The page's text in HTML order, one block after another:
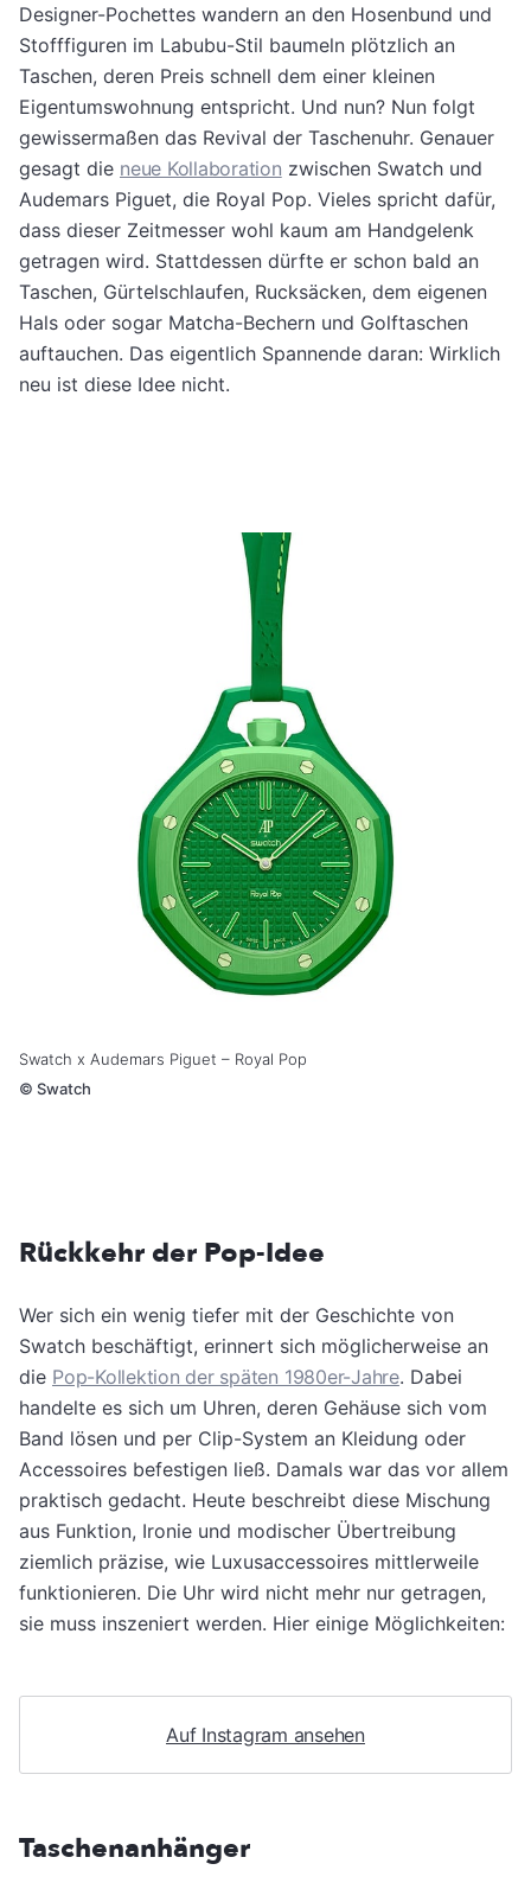
Designer-Pochettes wandern an den Hosenbund und
Stofffiguren im Labubu-Stil baumeln plötzlich an
Taschen, deren Preis schnell dem einer kleinen
Eigentumswohnung entspricht. Und nun? Nun folgt
gewissermaßen das Revival der Taschenuhr. Genauer
gesagt die neue Kollaboration zwischen Swatch und
Audemars Piguet, die Royal Pop. Vieles spricht dafür,
dass dieser Zeitmesser wohl kaum am Handgelenk
getragen wird. Stattdessen dürfte er schon bald an
Taschen, Gürtelschlaufen, Rucksäcken, dem eigenen
Hals oder sogar Matcha-Bechern und Golftaschen
auftauchen. Das eigentlich Spannende daran: Wirklich
neu ist diese Idee nicht.
Swatch x Audemars Piguet – Royal Pop
© Swatch
Rückkehr der Pop-Idee
Wer sich ein wenig tiefer mit der Geschichte von
Swatch beschäftigt, erinnert sich möglicherweise an
die Pop-Kollektion der späten 1980er-Jahre. Dabei
handelte es sich um Uhren, deren Gehäuse sich vom
Band lösen und per Clip-System an Kleidung oder
Accessoires befestigen ließ. Damals war das vor allem
praktisch gedacht. Heute beschreibt diese Mischung
aus Funktion, Ironie und modischer Übertreibung
ziemlich präzise, wie Luxusaccessoires mittlerweile
funktionieren. Die Uhr wird nicht mehr nur getragen,
sie muss inszeniert werden. Hier einige Möglichkeiten:
Auf Instagram ansehen
Taschenanhänger